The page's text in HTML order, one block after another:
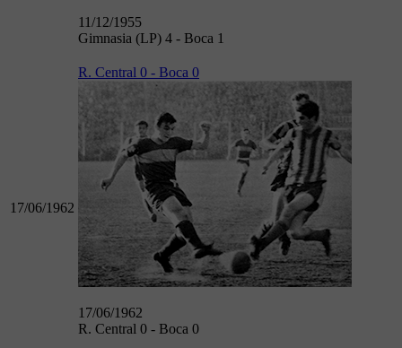
11/12/1955
Gimnasia (LP) 4 - Boca 1
17/06/1962
R. Central 0 - Boca 0
17/06/1962
R. Central 0 - Boca 0